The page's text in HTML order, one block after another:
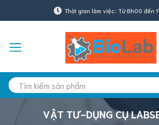
Thời gian làm việc: Từ 8h00 đến
VẬT TƯ-DỤNG CỤ